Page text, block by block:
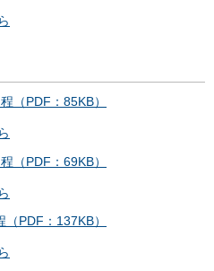
（PDF：85KB）
（PDF：69KB）
PDF：137KB）